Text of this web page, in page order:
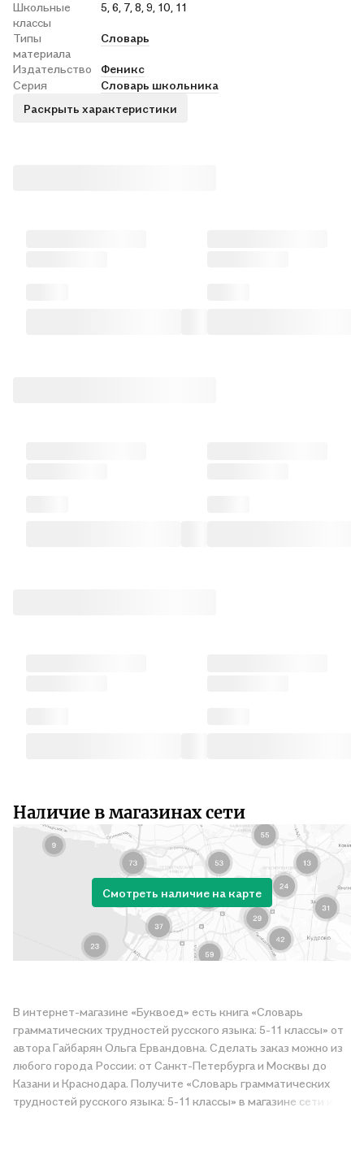
Школьные
классы
5, 6, 7, 8, 9, 10, 11
Типы
материала
Словарь
Издательство
Феникс
Серия
Словарь школьника
Раскрыть характеристики
Наличие в магазинах сети
Смотреть наличие на карте
В интернет-магазине «Буквоед» есть книга «Словарь
грамматических трудностей русского языка: 5-11 классы» от
автора Гайбарян Ольга Ервандовна. Сделать заказ можно из
любого города России: от Санкт-Петербурга и Москвы до
Казани и Краснодара. Получите «Словарь грамматических
трудностей русского языка: 5-11 классы» в магазине сети или